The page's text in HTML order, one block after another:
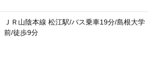
ＪＲ山陰本線 松江駅/バス乗車19分/島根大学
前/徒歩9分